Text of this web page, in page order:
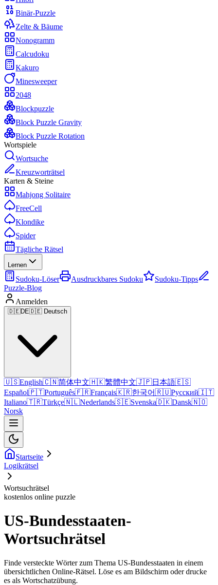
Binär-Puzzle
Zelte & Bäume
Nonogramm
Calcudoku
Kakuro
Minesweeper
2048
Blockpuzzle
Block Puzzle Gravity
Block Puzzle Rotation
Wortspiele
Wortsuche
Kreuzworträtsel
Karten & Steine
Mahjong Solitaire
FreeCell
Klondike
Spider
Tägliche Rätsel
Lernen
Sudoku-Löser Ausdruckbares Sudoku
Sudoku-Tipps
Puzzle-Blog
Anmelden
🇩🇪DE🇩🇪 Deutsch
🇺🇸English🇨🇳简体中文🇭🇰繁體中文🇯🇵日本語🇪🇸
Español🇵🇹Português🇫🇷Français🇰🇷한국어🇷🇺Русский🇮🇹
Italiano🇹🇷Türkçe🇳🇱Nederlands🇸🇪Svenska🇩🇰Dansk🇳🇴
Norsk
Startseite
Logikrätsel
Wortsuchrätsel
kostenlos online puzzle
US-Bundesstaaten-
Wortsuchrätsel
Finde versteckte Wörter zum Thema US-Bundesstaaten in einem
übersichtlichen Online-Rätsel. Löse es am Bildschirm oder drucke
es als Wortschatzübung.